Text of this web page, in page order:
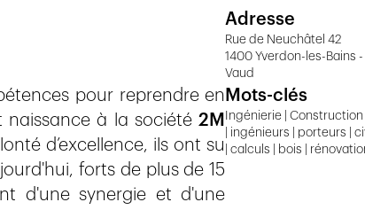
pour reprendre en
naissance à la société2M
d’excellence, ils ont su
forts de plus de 15
d'une synergie et d'une
Adresse
Rue de Neuchâtel 42
1400 Yverdon-les-Bains -
Vaud
Mots-clés
Ingénierie |
| ingénieurs | porteurs |
| calculs | bois |